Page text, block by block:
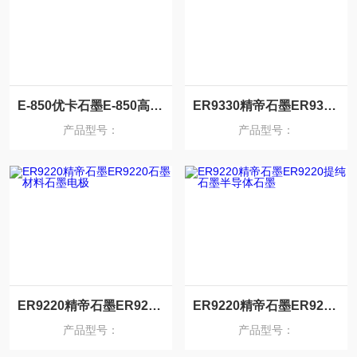
E-850优卡石墨E-850高强度石墨板网孔石墨
产品型号：
ER9330精帝石墨ER9330含铜石墨电极渗铜
产品型号：
ER9220精帝石墨ER9220石墨材料石墨电极
产品型号：
ER9220精帝石墨ER9220提纯石墨半导体石墨
产品型号：